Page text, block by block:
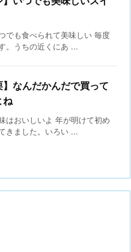
でも食べられて美味しい 毎度
。うちの近くにあ ...
】なんだかんだで買って
ね
はおいしいよ 年が明けて初め
きました。いろい ...